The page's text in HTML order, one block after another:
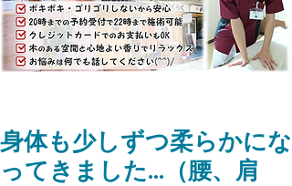
身体も少しずつ柔らかにな
ってきました...（腰、肩